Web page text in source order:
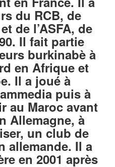
du RCB, de
de l’ASFA, de
Il fait partie
burkinabè à
en Afrique et
Il a joué à
puis à
au Maroc avant
Allemagne, à
un club de
allemande. Il a
en 2001 après